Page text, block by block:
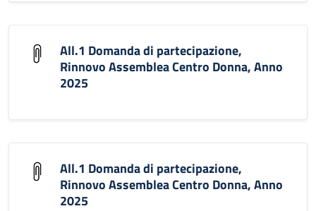
All.1 Domanda di partecipazione,
Rinnovo Assemblea Centro Donna, Anno
2025
All.1 Domanda di partecipazione,
Rinnovo Assemblea Centro Donna, Anno
2025